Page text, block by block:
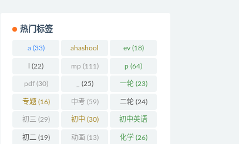
热门标签
a(33) ahashool
(29)
ev(18)
(22) mp (111) p (64)
pdf(30) (25) 一轮(23)
专题 (16) 中考 (59) 二轮(24)
初三 (29) 初中 (30) 初中英语
(32)
初二 (19) 动画 (13) 化学(26)